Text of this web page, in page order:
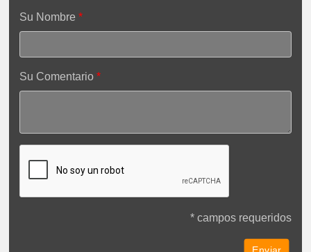
Su Nombre
Su Comentario
* campos requeridos